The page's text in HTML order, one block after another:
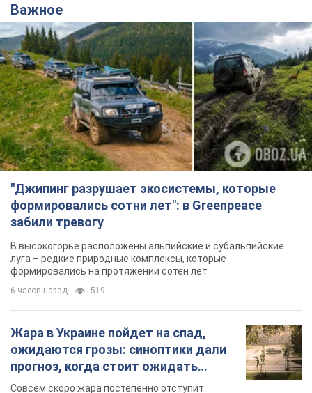
Важное
"Джипинг разрушает экосистемы, которые
формировались сотни лет": в Greenpeace
забили тревогу
В высокогорье расположены альпийские и субальпийские
луга – редкие природные комплексы, которые
формировались на протяжении сотен лет
6 часов назад 519
Жара в Украине пойдет на спад,
ожидаются грозы: синоптики дали
прогноз, когда стоит ожидать
изменения погоды
Совсем скоро жара постепенно отступит